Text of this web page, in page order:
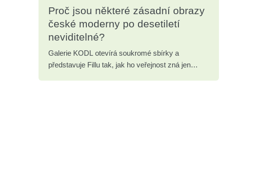
Proč jsou některé zásadní obrazy
české moderny po desetiletí
neviditelné?
Galerie KODL otevírá soukromé sbírky a
představuje Fillu tak, jak ho veřejnost zná jen